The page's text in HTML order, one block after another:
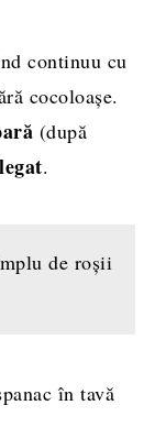
continuu cu
cocoloașe.
(după
.
de roșii